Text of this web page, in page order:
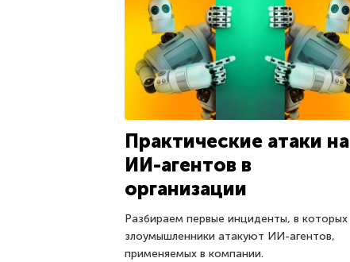
Практические атаки на
ИИ-агентов в
организации
Разбираем первые инциденты, в которых
злоумышленники атакуют ИИ-агентов,
применяемых в компании.